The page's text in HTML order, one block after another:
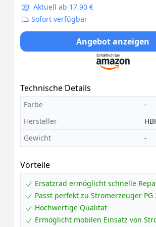
Aktuell ab 17,90 €
Sofort verfügbar
Angebot anzeigen
Technische Details
Farbe
-
Hersteller
Gewicht
-
Vorteile
Ersatzrad ermöglicht schnelle
Passt perfekt zu Stromerzeuger PG
Hochwertige Qualität
Ermöglicht mobilen Einsatz von